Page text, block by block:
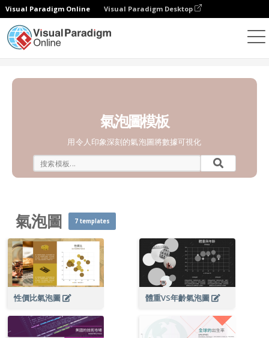
Visual Paradigm Online Visual Paradigm Desktop
氣泡圖模板
用令人印象深刻的氣泡圖將數據可視化
氣泡圖 7 templates
性價比氣泡圖 體重VS年齡氣泡圖